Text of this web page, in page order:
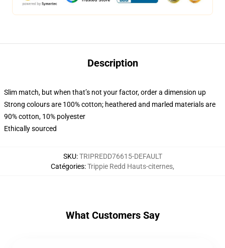
Description
Slim match, but when that’s not your factor, order a dimension up
Strong colours are 100% cotton; heathered and marled materials are
90% cotton, 10% polyester
Ethically sourced
SKU:TRIPREDD76615-DEFAULT
Catégories:Trippie Redd Hauts-citernes,
What Customers Say